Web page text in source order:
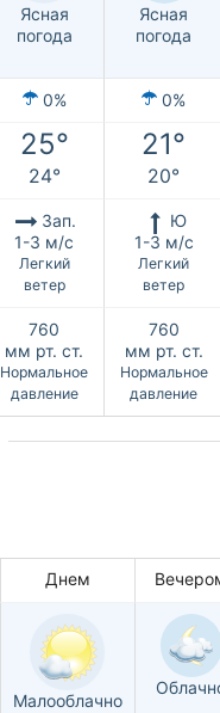
Ясная
погода
Ясная
погода
0% 0%
25° 21°
24° 20°
Зап.
1-3 м/с
Легкий
ветер
Ю
1-3 м/с
Легкий
ветер
760
мм рт. ст.
Нормальное
давление
760
мм рт. ст.
Нормальное
давление
Днем
Малооблачно